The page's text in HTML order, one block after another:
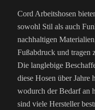
Cord Arbeitshosen
sowohl Stil als auch
nachhaltigen
Fußabdruck und tragen
Die langlebige
diese Hosen über Jahre
wodurch der Bedarf an
sind viele Hersteller